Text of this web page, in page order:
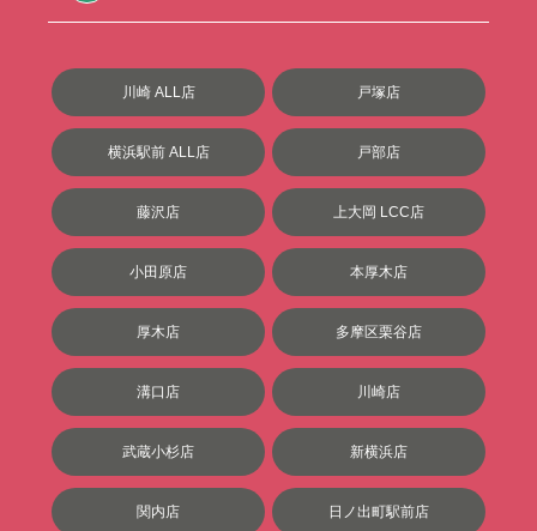
川崎 ALL店 戸塚店
横浜駅前 ALL店 戸部店
藤沢店 上大岡 LCC店
小田原店 本厚木店
厚木店 多摩区栗谷店
溝口店 川崎店
武蔵小杉店 新横浜店
関内店 日ノ出町駅前店